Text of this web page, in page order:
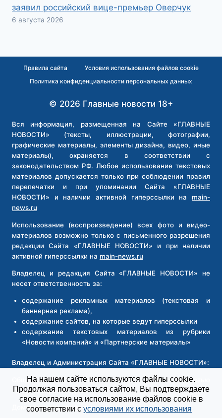
заявил российский вице-премьер Оверчук
6 августа 2026
Правила сайта
Условия использования файлов cookie
Политика конфиденциальности персональных данных
© 2026 Главные новости 18+
Вся информация, размещенная на Сайте «ГЛАВНЫЕ
НОВОСТИ» (тексты, иллюстрации, фотографии,
графические материалы, элементы дизайна, видео, иные
материалы), охраняется в соответствии с
законодательством РФ. Любое использование текстовых
материалов допускается только при соблюдении правил
перепечатки и при упоминании Сайта «ГЛАВНЫЕ
НОВОСТИ» и наличии активной гиперссылки на main-
news.ru
Использование (воспроизведение) всех фото и видео-
материалов возможно только с письменного разрешения
редакции Сайта «ГЛАВНЫЕ НОВОСТИ» и при наличии
активной гиперссылки на main-news.ru
Владелец и редакция Сайта «ГЛАВНЫЕ НОВОСТИ» не
несет ответственность за:
содержание рекламных материалов (текстовая и
баннерная реклама),
содержание сайтов, на которые ведут гиперссылки
содержание текстовых материалов из рубрики
«Новости компаний» и «Партнерские материалы»
Владелец и Администрация Сайта «ГЛАВНЫЕ НОВОСТИ»:
Общество с ограниченной ответственностью
«Новосибирск Медиа»
Доменное имя:main-news.ru
На нашем сайте используются файлы cookie.
Продолжая пользоваться сайтом, Вы подтверждаете
свое согласие на использование файлов cookie в
соответствии с условиями их использования